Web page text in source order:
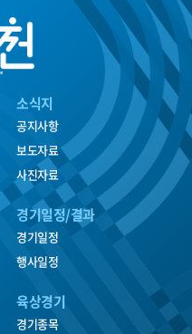
소식지
공지사항
보도자료
사진자료
경기일정/결과
경기일정
행사일정
육상경기
경기종목